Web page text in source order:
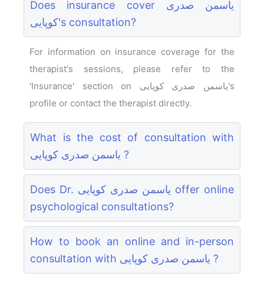
Does insurance cover یاسمن صدری
کوپایی's consultation?
For information on insurance coverage for the
therapist's sessions, please refer to the
'Insurance' section on یاسمن صدری کوپایی's
profile or contact the therapist directly.
What is the cost of consultation with
یاسمن صدری کوپایی ?
Does Dr. یاسمن صدری کوپایی offer online
psychological consultations?
How to book an online and in-person
consultation with یاسمن صدری کوپایی ?